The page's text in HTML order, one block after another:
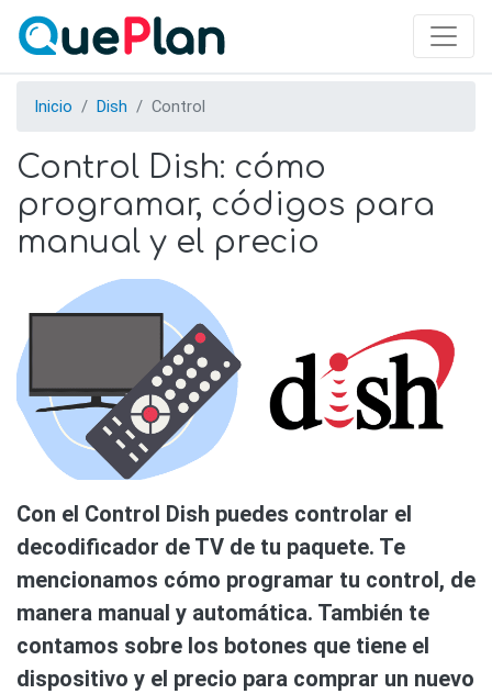
Inicio Dish Control
Control Dish: cómo
programar, códigos para
manual y el precio
Con el Control Dish puedes controlar el
decodificador de TV de tu paquete. Te
mencionamos cómo programar tu control, de
manera manual y automática. También te
contamos sobre los botones que tiene el
dispositivo y el precio para comprar un nuevo